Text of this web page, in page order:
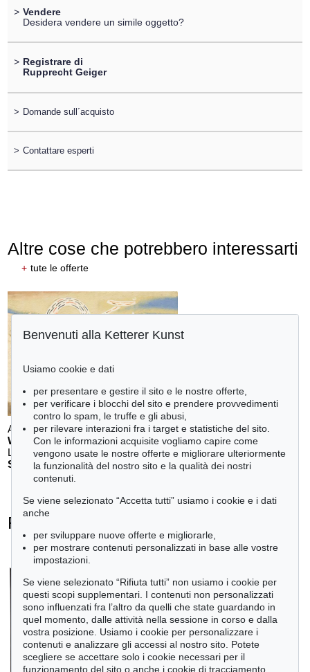
> Vendere
Desidera vendere un simile oggetto?
> Registrare di
Rupprecht Geiger
> Domande sull´acquisto
> Contattare esperti
Altre cose che potrebbero interessarti
+ tute le offerte
Auction 611 - Lot 123000200
WILLI BAUMEISTER
Landschaft mit rotem Bogen (Sommerfest) , 1948
Stima:€ 70,000
Rupprecht Geiger - Ogetti venduti
tute le offerte
Benvenuti alla Ketterer Kunst
Usiamo cookie e dati
per presentare e gestire il sito e le nostre offerte,
per verificare i blocchi del sito e prendere provvedimenti
contro lo spam, le truffe e gli abusi,
per rilevare interazioni fra i target e statistiche del sito.
Con le informazioni acquisite vogliamo capire come
vengono usate le nostre offerte e migliorare ulteriormente
la funzionalità del nostro sito e la qualità dei nostri
contenuti.
Se viene selezionato “Accetta tutti” usiamo i cookie e i dati
anche
per sviluppare nuove offerte e migliorarle,
per mostrare contenuti personalizzati in base alle vostre
impostazioni.
Se viene selezionato “Rifiuta tutti” non usiamo i cookie per
questi scopi supplementari. I contenuti non personalizzati
sono influenzati fra l’altro da quelli che state guardando in
quel momento, dalle attività nella sessione in corso e dalla
vostra posizione. Usiamo i cookie per personalizzare i
contenuti e analizzare gli accessi al nostro sito. Potete
scegliere se accettare solo i cookie necessari per il
funzionamento del sito o anche i cookie di tracciamento.